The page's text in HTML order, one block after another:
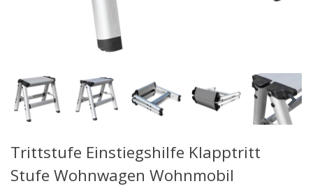
Trittstufe Einstiegshilfe Klapptritt
Stufe Wohnwagen Wohnmobil